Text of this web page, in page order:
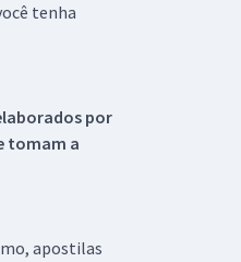
tenha
por
tomam a
apostilas